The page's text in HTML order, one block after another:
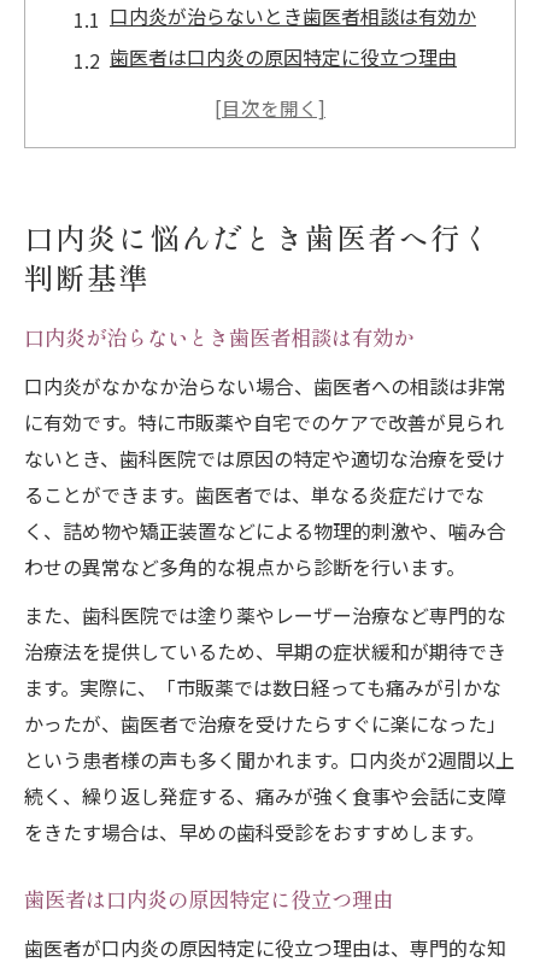
口内炎が治らないとき歯医者相談は有効か
歯医者は口内炎の原因特定に役立つ理由
口内炎で歯医者へ行ってもいいタイミング
歯科医院で受けられる口内炎治療の全容
歯医者で受けられる口内炎治療の流れとは
レーザー治療による口内炎の緩和方法とは
塗り薬を使った歯医者での口内炎対策法
口内炎を歯医者で治せる治療法の種類
原因不明の口内炎なら専門の歯科相談を
原因不明の口内炎は歯医者で専門相談
繰り返す口内炎は歯医者受診が必要か
歯や詰め物が原因の口内炎にも要注意
口内炎と歯医者の連携で早期改善を目指す
レーザーや塗薬で口内炎を和らげる選択肢
歯医者のレーザー治療で口内炎を緩和する
方法
口内炎治療に使われる塗り薬の特徴とは
果的
歯医者での口内炎治療が痛いのかを解説
口内炎に悩んだとき歯医者へ行く
判断基準
口内炎が治らないとき歯医者相談は有効か
口内炎がなかなか治らない場合、歯医者への相談は非常
に有効です。特に市販薬や自宅でのケアで改善が見られ
ないとき、歯科医院では原因の特定や適切な治療を受け
ることができます。歯医者では、単なる炎症だけでな
く、詰め物や矯正装置などによる物理的刺激や、噛み合
わせの異常など多角的な視点から診断を行います。
また、歯科医院では塗り薬やレーザー治療など専門的な
治療法を提供しているため、早期の症状緩和が期待でき
ます。実際に、「市販薬では数日経っても痛みが引かな
かったが、歯医者で治療を受けたらすぐに楽になった」
という患者様の声も多く聞かれます。口内炎が2週間以上
続く、繰り返し発症する、痛みが強く食事や会話に支障
をきたす場合は、早めの歯科受診をおすすめします。
歯医者は口内炎の原因特定に役立つ理由
歯医者が口内炎の原因特定に役立つ理由は、専門的な知